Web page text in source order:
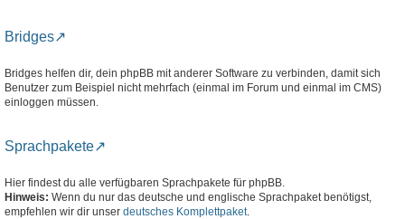
Bridges
Bridges helfen dir, dein phpBB mit anderer Software zu verbinden, damit sich
Benutzer zum Beispiel nicht mehrfach (einmal im Forum und einmal im CMS)
einloggen müssen.
Sprachpakete
Hier findest du alle verfügbaren Sprachpakete für phpBB.
Hinweis: Wenn du nur das deutsche und englische Sprachpaket benötigst,
empfehlen wir dir unser deutsches Komplettpaket.